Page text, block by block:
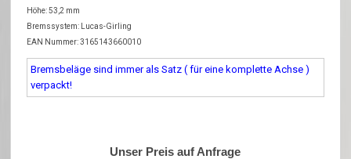
Höhe: 53,2 mm
Bremssystem: Lucas-Girling
EAN Nummer: 3165143660010
Bremsbeläge sind immer als Satz ( für eine komplette Achse )
verpackt!
Unser Preis auf Anfrage